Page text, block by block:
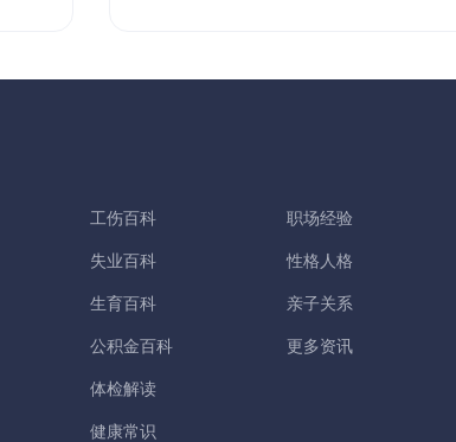
工伤百科
失业百科
生育百科
公积金百科
体检解读
健康常识
职场经验
性格人格
亲子关系
更多资讯